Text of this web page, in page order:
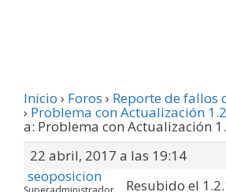
Inicio › Foros › Reporte de fallos
› Problema con Actualización
a: Problema con Actualización
22 abril, 2017 a las 19:14
seoposicion
Resubido el